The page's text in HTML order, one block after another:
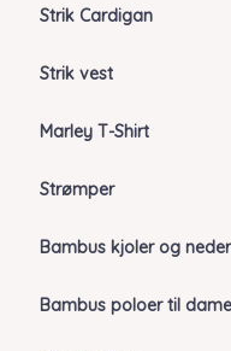
Strik Cardigan
Strik vest
Marley T-Shirt
Strømper
Bambus kjoler og
Bambus poloer til